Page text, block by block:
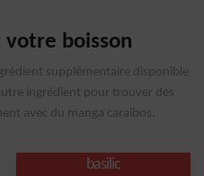
votre boisson
supplémentaire disponible
ingrédient pour trouver des
avec du manga caraibos.
basilic